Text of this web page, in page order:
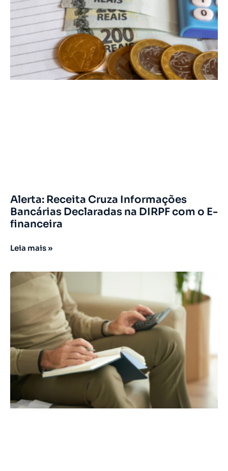
Alerta: Receita Cruza Informações
Bancárias Declaradas na DIRPF com o E-
financeira
Leia mais »